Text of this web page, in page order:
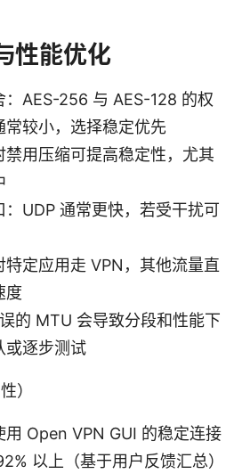
性能优化
：AES-256 与 AES-128 的权
常较小，选择稳定优先
禁用压缩可提高稳定性，尤其
UDP 通常更快，若受干扰可
特定应用走 VPN，其他流量直
度
的 MTU 会导致分段和性能下
或逐步测试
）
用 Open VPN GUI 的稳定连接
以上（基于用户反馈汇总）